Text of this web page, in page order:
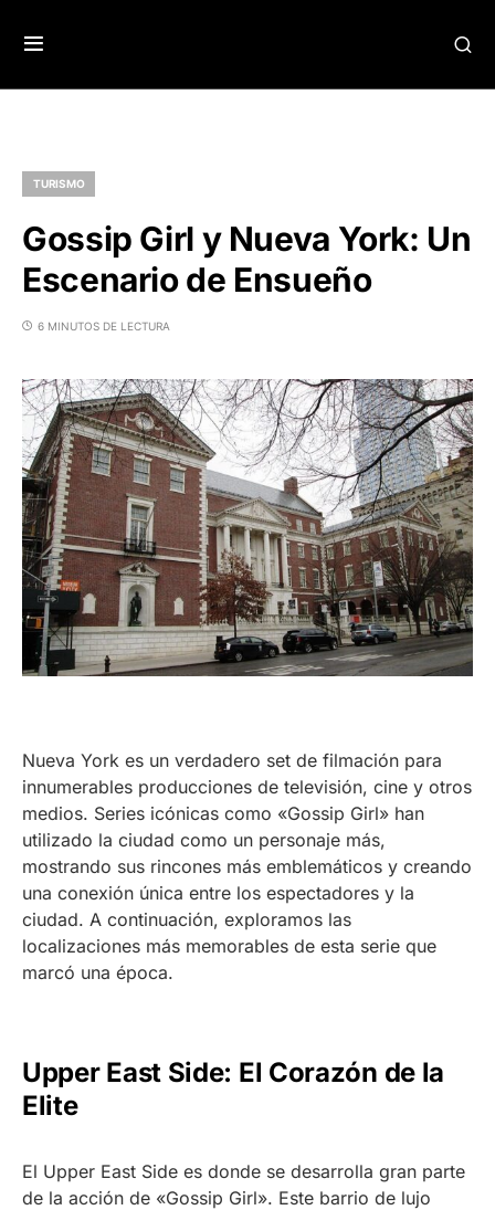
TURISMO
Gossip Girl y Nueva York: Un
Escenario de Ensueño
6 MINUTOS DE LECTURA
Nueva York es un verdadero set de filmación para
innumerables producciones de televisión, cine y otros
medios. Series icónicas como «Gossip Girl» han
utilizado la ciudad como un personaje más,
mostrando sus rincones más emblemáticos y creando
una conexión única entre los espectadores y la
ciudad. A continuación, exploramos las
localizaciones más memorables de esta serie que
marcó una época.
Upper East Side: El Corazón de la
Elite
El Upper East Side es donde se desarrolla gran parte
de la acción de «Gossip Girl». Este barrio de lujo